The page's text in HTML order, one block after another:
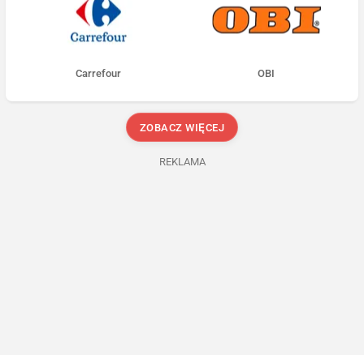
Carrefour OBI
ZOBACZ WIĘCEJ
REKLAMA